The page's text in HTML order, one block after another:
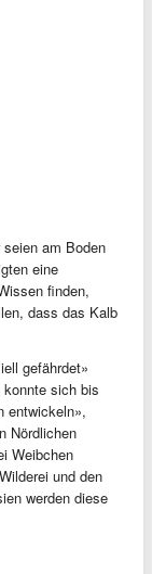
am Boden
eine
finden,
dass das Kalb
gefährdet»
sich bis
entwickeln»,
Nördlichen
Weibchen
und den
werden diese